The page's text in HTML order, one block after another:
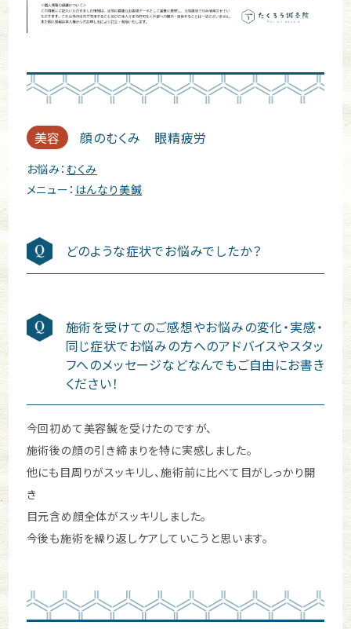
美容 顔のむくみ 眼精疲労
お悩み： むくみ
メニュー： はんなり美鍼
どのような症状でお悩みでしたか？
施術を受けてのご感想やお悩みの変化・実感・
同じ症状でお悩みの方へのアドバイスやスタッ
フへのメッセージなどなんでもご自由にお書き
ください！
今回初めて美容鍼を受けたのですが、
施術後の顔の引き締まりを特に実感しました。
他にも目周りがスッキリし、施術前に比べて目がしっかり開
き
目元含め顔全体がスッキリしました。
今後も施術を繰り返しケアしていこうと思います。